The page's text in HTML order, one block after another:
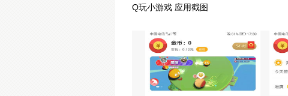
Q玩小游戏 应用截图